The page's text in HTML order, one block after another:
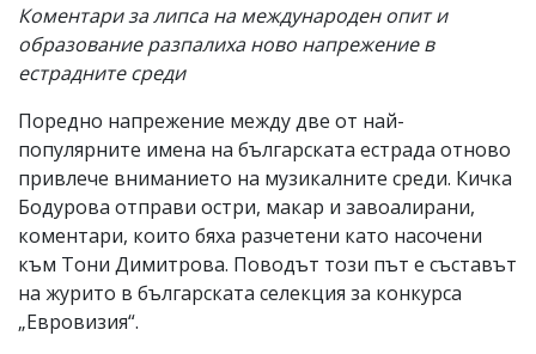
Коментари за липса на международен опит и
образование разпалиха ново напрежение в
естрадните среди
Поредно напрежение между две от най-
популярните имена на българската естрада отново
привлече вниманието на музикалните среди. Кичка
Бодурова отправи остри, макар и завоалирани,
коментари, които бяха разчетени като насочени
към Тони Димитрова. Поводът този път е съставът
на журито в българската селекция за конкурса
„Евровизия“.